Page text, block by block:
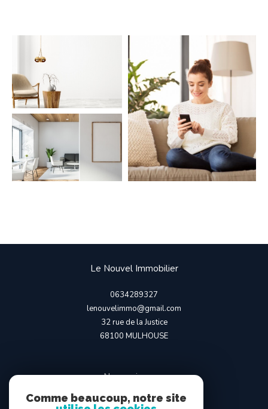
Le Nouvel Immobilier
0634289327
lenouvelimmo@gmail.com
32 rue de la Justice
68100
MULHOUSE
Nous suivre sur
Comme beaucoup, notre site